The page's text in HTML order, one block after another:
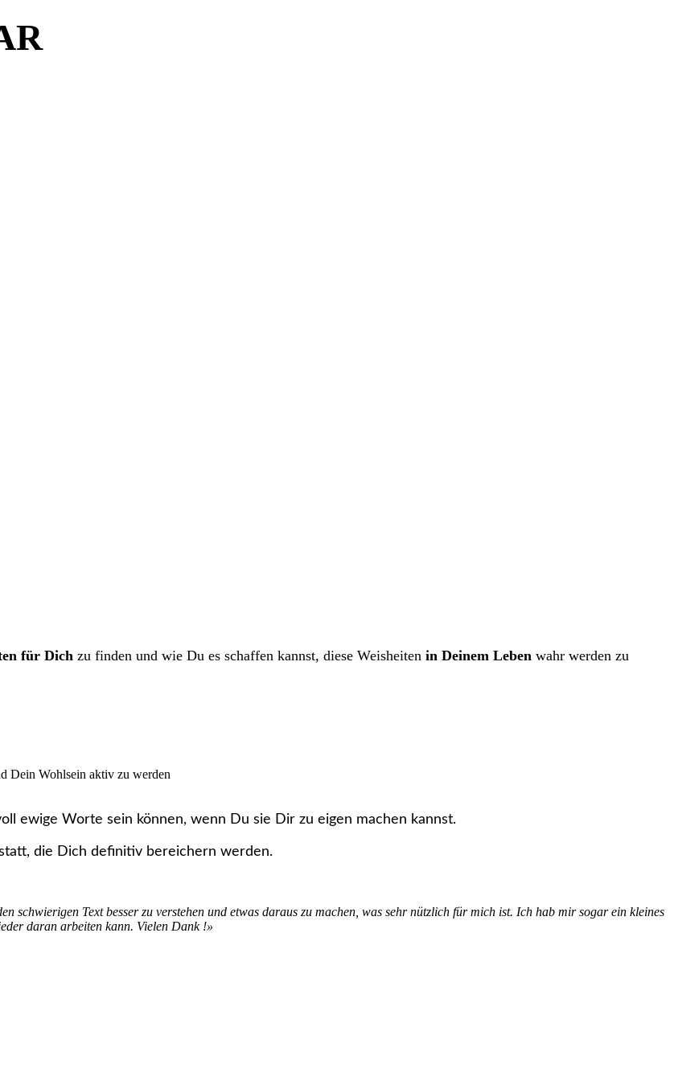
für Dich zu finden und wie Du es schaffen kannst, diese Weisheiten in Deinem Leben wahr werden zu
Dein Wohlsein aktiv zu werden
ewige Worte sein können, wenn Du sie Dir zu eigen machen kannst.
die Dich definitiv bereichern werden.
schwierigen Text besser zu verstehen und etwas daraus zu machen, was sehr nützlich für mich ist. Ich hab mir sogar ein kleines
daran arbeiten kann. Vielen Dank !»